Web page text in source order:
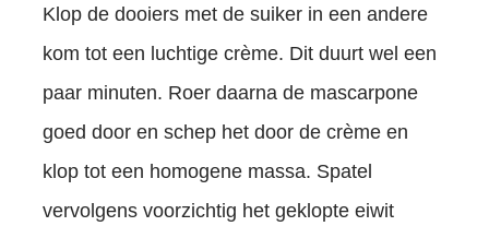
Klop de dooiers met de suiker in een andere
kom tot een luchtige crème. Dit duurt wel een
paar minuten. Roer daarna de mascarpone
goed door en schep het door de crème en
klop tot een homogene massa. Spatel
vervolgens voorzichtig het geklopte eiwit